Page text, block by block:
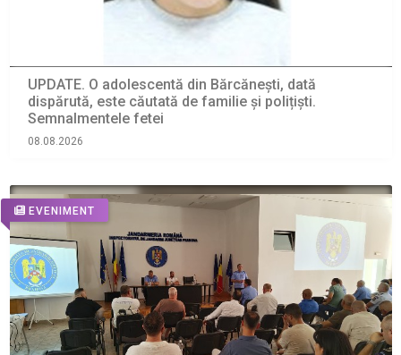
UPDATE. O adolescentă din Bărcănești, dată
dispărută, este căutată de familie și polițiști.
Semnalmentele fetei
08.08.2026
EVENIMENT